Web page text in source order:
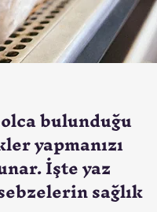
bulunduğu
yapmanızı
İşte yaz
sağlık